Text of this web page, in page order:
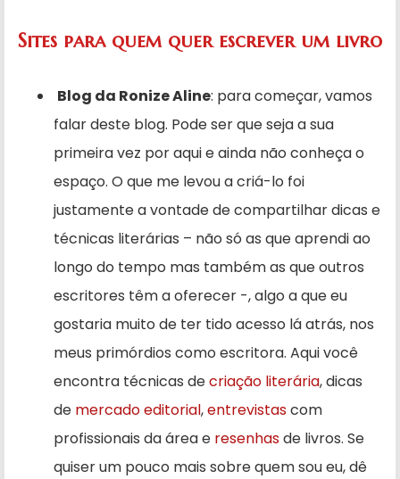
Sites para quem quer escrever um livro
Blog da Ronize Aline: para começar, vamos
falar deste blog. Pode ser que seja a sua
primeira vez por aqui e ainda não conheça o
espaço. O que me levou a criá-lo foi
justamente a vontade de compartilhar dicas e
técnicas literárias – não só as que aprendi ao
longo do tempo mas também as que outros
escritores têm a oferecer -, algo a que eu
gostaria muito de ter tido acesso lá atrás, nos
meus primórdios como escritora. Aqui você
encontra técnicas decriação literária, dicas
de mercado editorial,entrevistascom
profissionais da área e resenhasde livros. Se
quiser um pouco mais sobre quem sou eu, dê